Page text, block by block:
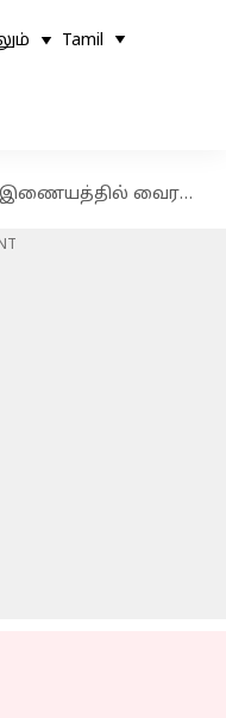
Tamil
இணையத்தில் வைரலாக பரவும் பிரபாகரனின் உறுதி செய்யப்படாத தற்போதைய புகைப்படம்